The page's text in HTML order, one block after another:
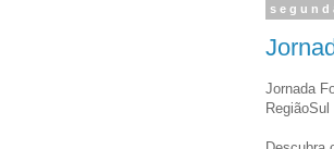
Jornada
RegiãoSul